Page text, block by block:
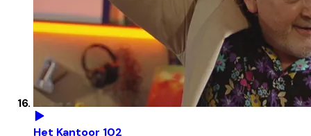
Het Kantoor 102